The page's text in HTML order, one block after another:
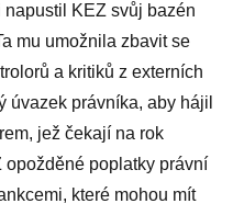
KEZ svůj bazén
mu umožnila zbavit se
a kritiků z externích
úvazek právníka, aby hájil
jež čekají na rok
poplatky právní
které mohou mít